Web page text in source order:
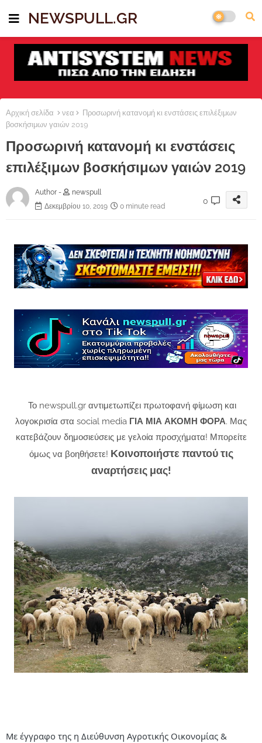
NEWSPULL.GR
Αρχική σελίδα νεα
Προσωρινή κατανομή κι ενστάσεις επιλέξιμων
βοσκήσιμων γαιών 2019
Προσωρινή κατανομή κι ενστάσεις
επιλέξιμων βοσκήσιμων γαιών 2019
Author -
newspull
Δεκεμβρίου 10, 2019
0 minute read
0
Το newspull.gr αντιμετωπίζει πρωτοφανή φίμωση και
λογοκρισία στα social media ΓΙΑ ΜΙΑ ΑΚΟΜΗ ΦΟΡΑ. Μας
κατεβάζουν δημοσιεύσεις με γελοία προσχήματα! Μπορείτε
όμως να βοηθήσετε! Κοινοποιήστε παντού τις
αναρτήσεις μας!
Με έγγραφο της η Διεύθυνση Αγροτικής Οικονομίας &